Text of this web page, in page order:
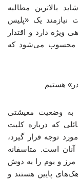
بالاترین مطالبه
نیازمند یک «پلیس
ویژه دارد و اقتدار
محسوب می‌شود که
هستیم
به وضعیت معیشتی
که درباره کلیت
توجه قرار گیرد،
است. متاسفانه
مرز و بوم را به دوش
پایین هستند و